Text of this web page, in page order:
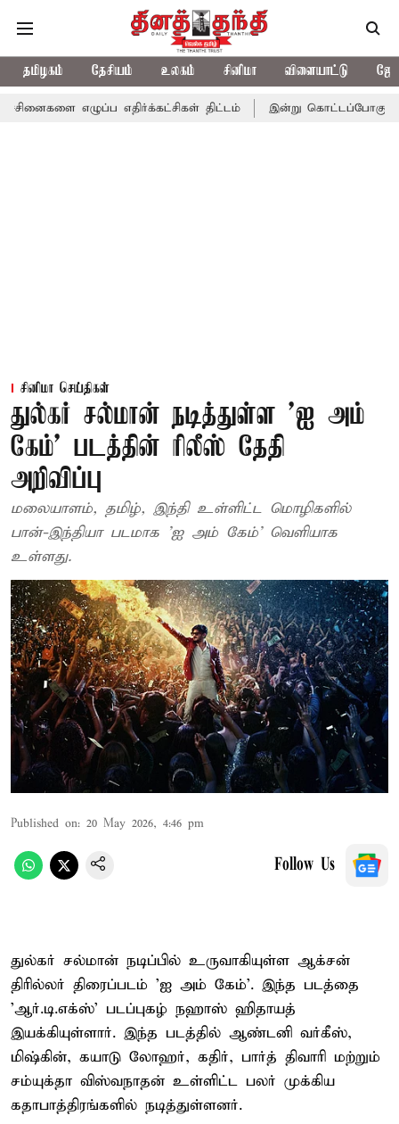
தமிழகம் தேசியம் உலகம் சினிமா விளையாட்டு
எதிர்க்கட்சிகள் திட்டம் இன்று கொட்டப்போகும் கனமழை..
சினிமா செய்திகள்
துல்கர் சல்மான் நடித்துள்ள 'ஐ அம்
கேம்' படத்தின் ரிலீஸ் தேதி
அறிவிப்பு
மலையாளம், தமிழ், இந்தி உள்ளிட்ட மொழிகளில்
பான்-இந்தியா படமாக 'ஐ அம் கேம்' வெளியாக
உள்ளது.
Published on: 20 May 2026, 4:46 pm
Follow Us
துல்கர் சல்மான் நடிப்பில் உருவாகியுள்ள ஆக்சன்
திரில்லர் திரைப்படம் 'ஐ அம் கேம்'. இந்த படத்தை
'ஆர்.டி.எக்ஸ்' படப்புகழ் நஹாஸ் ஹிதாயத்
இயக்கியுள்ளார். இந்த படத்தில் ஆண்டனி வர்கீஸ்,
மிஷ்கின், கயாடு லோஹர், கதிர், பார்த் திவாரி மற்றும்
சம்யுக்தா விஸ்வநாதன் உள்ளிட்ட பலர் முக்கிய
கதாபாத்திரங்களில் நடித்துள்ளனர்.